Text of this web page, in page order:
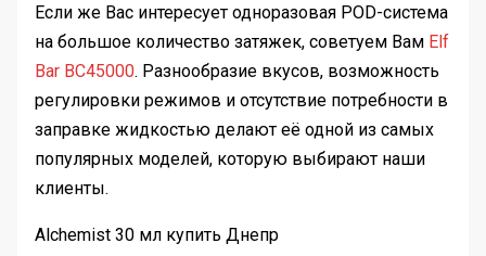
Если же Вас интересует одноразовая POD-система
на большое количество затяжек, советуем Вам Elf
Bar BC45000. Разнообразие вкусов, возможность
регулировки режимов и отсутствие потребности в
заправке жидкостью делают её одной из самых
популярных моделей, которую выбирают наши
клиенты.
Alchemist 30 мл купить Днепр